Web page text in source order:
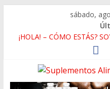
sábado,
¡HOLA! – CÓMO ESTÁS?
Deficiencia de Zinc y Baja
La Falsa Ideología de
Rutina de Alta Intensidad